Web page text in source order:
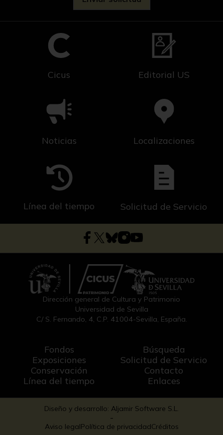
Cicus Editorial US
Noticias Localizaciones
Línea del tiempo Solicitud de Servicio
Dirección general de Cultura y Patrimonio
Universidad de Sevilla
C/ S. Fernando, 4, C.P. 41004-Sevilla, España.
Fondos
Exposiciones
Conservación
Línea del tiempo
Búsqueda
Solicitud de Servicio
Contacto
Enlaces
Diseño y desarrollo: Aljamir Software S.L.
-
Aviso legalPolítica de privacidadCréditos